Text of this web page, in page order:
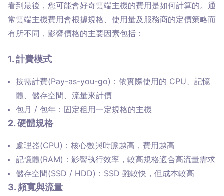
看到最後，您可能會好奇雲端主機的費用是如何計算的。通
常雲端主機費用會根據規格、使用量及服務商的定價策略而
有所不同，影響價格的主要因素包括：
1. 計費模式
按需計費(Pay-as-you-go)：依實際使用的 CPU、記憶
體、儲存空間、流量來計價
包月 / 包年：固定租用一定規格的主機
2. 硬體規格
處理器(CPU)：核心數與時脈越高，費用越高
記憶體(RAM)：影響執行效率，較高規格適合高流量需求
儲存空間(SSD / HDD)：SSD 雖較快，但成本較高
3. 頻寬與流量